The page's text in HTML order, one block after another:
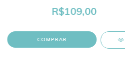
R$109,00
COMPRAR